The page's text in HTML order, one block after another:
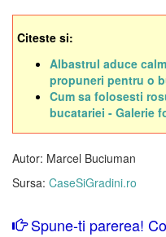
Citeste si:
Albastrul aduce
propuneri pentru o
Cum sa folosesti
bucatariei - Galerie
Autor: Marcel Buciuman
Sursa: CaseSiGradini.ro
Spune-ti parerea!